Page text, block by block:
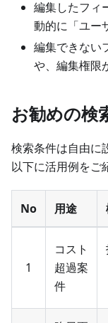
編集したフィ
動的に「ユー
編集できない
や、編集権限
お勧めの検
検索条件は自由に
以下に活用例をご
No 用途
1
コスト
超過案
件